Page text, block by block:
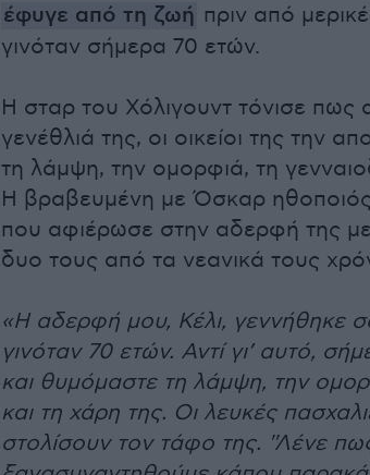
έφυγε από τη ζωή πριν από
γινόταν σήμερα 70 ετών.
Η σταρ του Χόλιγουντ τόνισε πως
γενέθλιά της, οι οικείοι της την
τη λάμψη, την ομορφιά, τη
Η βραβευμένη με Όσκαρ
που αφιέρωσε στην αδερφή της
δυο τους από τα νεανικά τους
«Η αδερφή μου, Κέλι, γεννήθηκε
γινόταν 70 ετών. Αντί γι’ αυτό,
και θυμόμαστε τη λάμψη, την
και τη χάρη της. Οι λευκές
στολίσουν τον τάφο της. ''Λένε